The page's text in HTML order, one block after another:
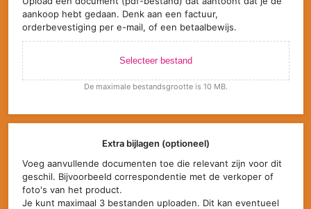
aankoop hebt gedaan. Denk aan een factuur,
orderbevestiging per e-mail, of een betaalbewijs.
Selecteer bestand
De maximale bestandsgrootte is 10 MB.
Extra bijlagen (optioneel)
Voeg aanvullende documenten toe die relevant zijn voor dit
geschil. Bijvoorbeeld correspondentie met de verkoper of
foto's van het product.
Je kunt maximaal 3 bestanden uploaden. Dit kan eventueel